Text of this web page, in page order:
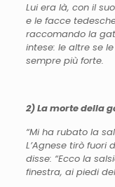
Lui era là, con il
e le facce
raccomando la
intese: le altre se
sempre più forte.
2) La morte della
“Mi ha rubato la
L’Agnese tirò
disse: “Ecco la
finestra, ai piedi